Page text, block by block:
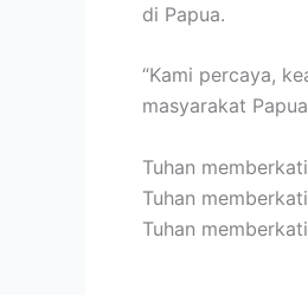
di Papua.
“Kami percaya,
masyarakat
Tuhan
Tuhan
Tuhan